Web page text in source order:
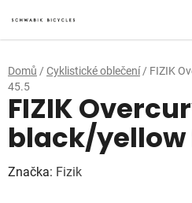
na
obsah
Domů / Cyklistické oblečení / FIZIK
45.5
FIZIK
black/
Značka: Fizik